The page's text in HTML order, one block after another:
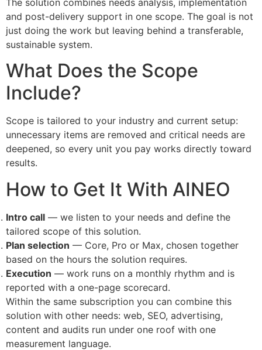
The solution combines needs analysis, implementation
and post-delivery support in one scope. The goal is not
just doing the work but leaving behind a transferable,
sustainable system.
What Does the Scope
Include?
Scope is tailored to your industry and current setup:
unnecessary items are removed and critical needs are
deepened, so every unit you pay works directly toward
results.
How to Get It With AINEO
Intro call — we listen to your needs and define the
tailored scope of this solution.
Plan selection — Core, Pro or Max, chosen together
based on the hours the solution requires.
Execution — work runs on a monthly rhythm and is
reported with a one-page scorecard.
Within the same subscription you can combine this
solution with other needs: web, SEO, advertising,
content and audits run under one roof with one
measurement language.